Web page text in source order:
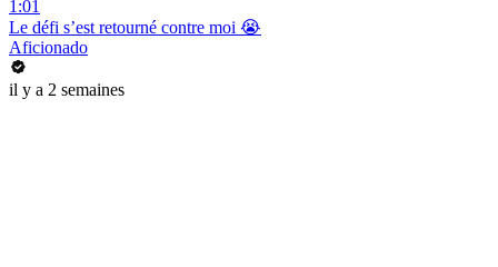
1:01
Le défi s’est retourné contre moi 😭
Aficionado
il y a 2 semaines